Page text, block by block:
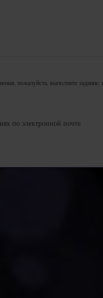
пожалуйста, выполните
по электронной почте